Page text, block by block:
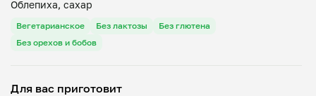
Вегетарианское Без лактозы
Без глютена
Без орехов и бобов
Для вас приготовит